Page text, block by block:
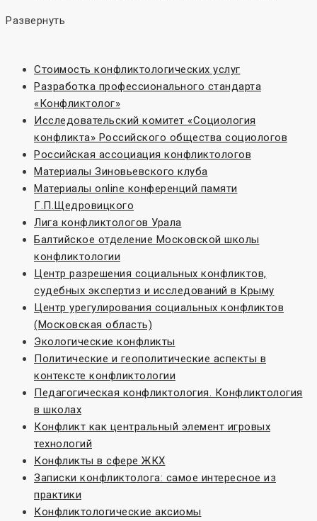
Развернуть
Стоимость конфликтологических услуг
Разработка профессионального стандарта
«Конфликтолог»
Исследовательский комитет «Социoлогия
конфликта» Российского общества социологов
Российская ассоциация конфликтологов
Материалы Зиновьевского клуба
Материалы online конференций памяти
Г.П.Щедровицкого
Лига конфликтологов Урала
Балтийское отделение Московской школы
конфликтологии
Центр разрешения социальных конфликтов,
судебных экспертиз и исследований в Крыму
Центр урегулирования социальных конфликтов
(Московская область)
Экологические конфликты
Политические и геополитические аспекты в
контексте конфликтологии
Педагогическая конфликтология. Конфликтология
в школах
Конфликт как центральный элемент игровых
технологий
Конфликты в сфере ЖКХ
Записки конфликтолога: самое интересное из
практики
Конфликтологические аксиомы